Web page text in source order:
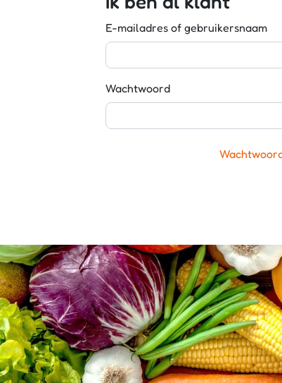
E-mailadres of gebruikersnaam
Wachtwoord